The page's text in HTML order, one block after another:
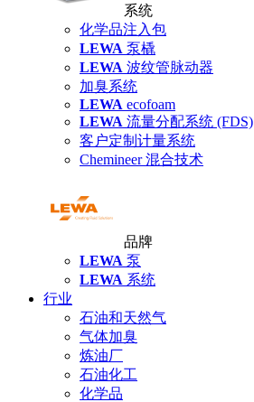
系统
化学品注入包
LEWA 泵橇
LEWA 波纹管脉动器
加臭系统
LEWA ecofoam
LEWA 流量分配系统 (FDS)
客户定制计量系统
Chemineer 混合技术
品牌
LEWA 泵
LEWA 系统
行业
石油和天然气
气体加臭
炼油厂
石油化工
化学品